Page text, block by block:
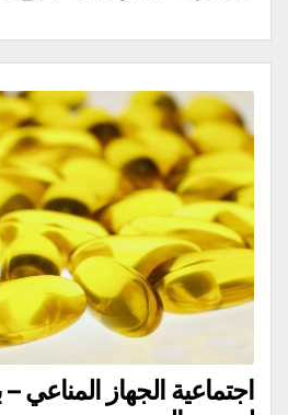
اجتماعية الجهاز المناعي